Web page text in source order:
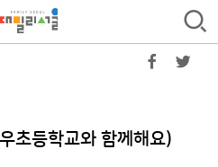
초등학교와 함께해요)